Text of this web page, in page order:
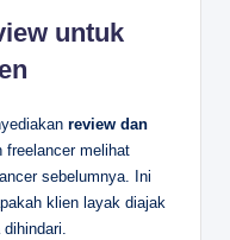
untuk
review dan
freelancer melihat
sebelumnya. Ini
klien layak diajak